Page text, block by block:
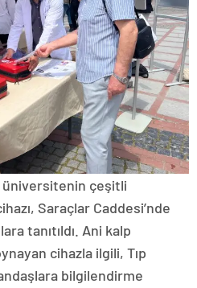
üniversitenin çeşitli
Saraçlar Caddesi’nde
tanıtıldı. Ani kalp
cihazla ilgili, Tıp
bilgilendirme